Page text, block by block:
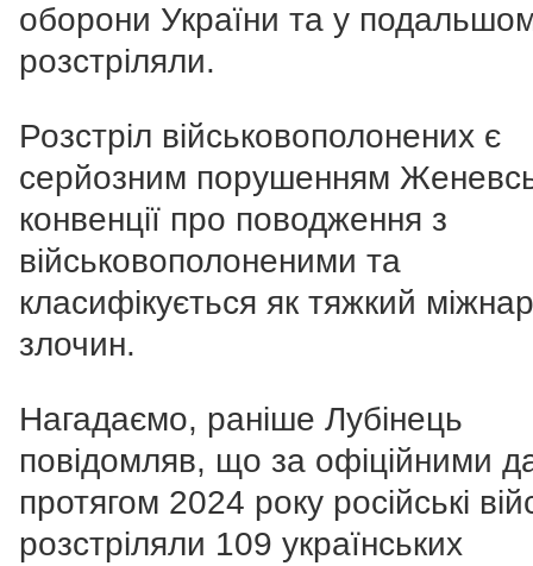
оборони України та у
розстріляли.
Розстріл військовополонених є
серйозним порушенням
конвенції про поводження з
військовополоненими та
класифікується як тяжкий
злочин.
Нагадаємо, раніше Лубінець
повідомляв, що за офіційними
протягом 2024 року російські
розстріляли 109 українських